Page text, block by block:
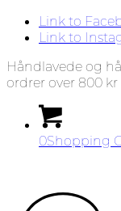
Link to
Link to
Håndlavede og
ordrer over 800
0Shopping